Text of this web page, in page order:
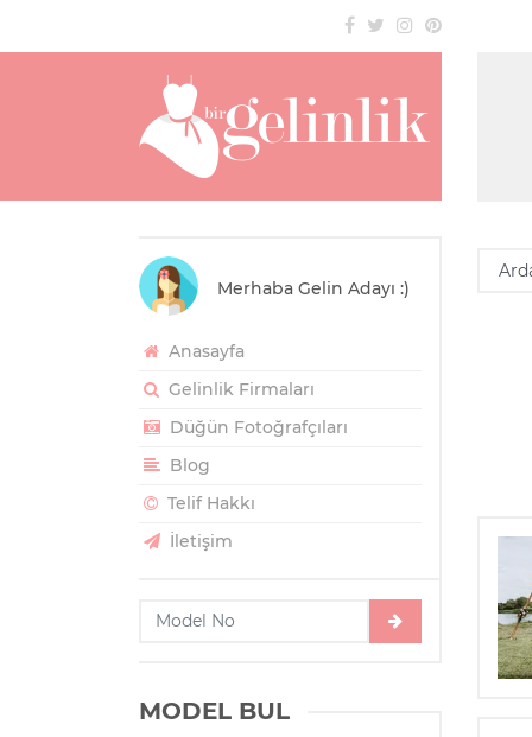
Merhaba Gelin Adayı :)
Anasayfa
Gelinlik Firmaları
Düğün Fotoğrafçıları
Blog
Telif Hakkı
İletişim
MODEL BUL